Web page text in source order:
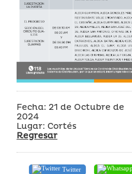
Fecha: 21 de Octubre de
2024
Lugar: Cortés
Regresar
Twitter